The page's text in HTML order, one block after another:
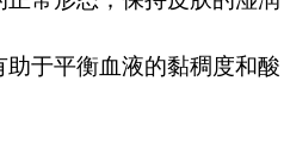
于平衡血液的黏稠度和酸